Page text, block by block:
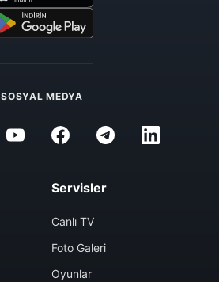
SOSYAL MEDYA
Servisler
Canlı TV
Foto Galeri
Oyunlar